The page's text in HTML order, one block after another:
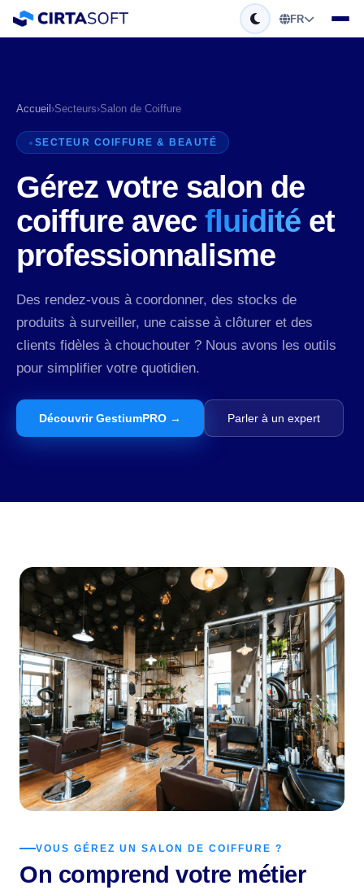
FR
Accueil ›Secteurs›Salon de Coiffure
SECTEUR COIFFURE & BEAUTÉ
Gérez votre salon de
coiffure avec fluidité et
professionnalisme
Des rendez-vous à coordonner, des stocks de
produits à surveiller, une caisse à clôturer et des
clients fidèles à chouchouter ? Nous avons les outils
pour simplifier votre quotidien.
Découvrir GestiumPRO → Parler à un expert
VOUS GÉREZ UN SALON DE COIFFURE ?
On comprend votre métier